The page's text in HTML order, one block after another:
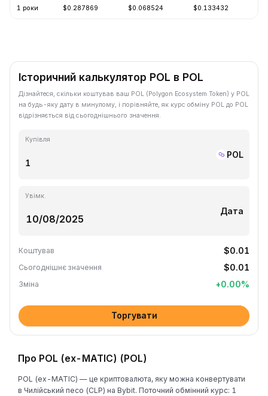
1 роки $0.287869 $0.068524 $0.133432
Історичний калькулятор POL в POL
Дізнайтеся, скільки коштував ваш POL (Polygon Ecosystem Token) у POL
на будь-яку дату в минулому, і порівняйте, як курс обміну POL до POL
відрізняється від сьогоднішнього значення.
Купівля
POL
Увімк.
Дата
Коштував $0.01
Сьогоднішнє значення $0.01
Зміна +0.00%
Торгувати
Про POL (ex-MATIC) (POL)
POL (ex-MATIC) — це криптовалюта, яку можна конвертувати
в Чилійський песо (CLP) на Bybit. Поточний обмінний курс: 1